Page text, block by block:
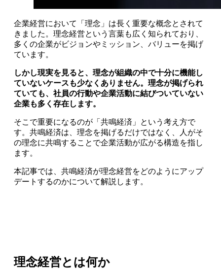
企業経営において「理念」は長く重要な概念とされて
きました。理念経営という言葉も広く知られており、
多くの企業がビジョンやミッション、バリューを掲げ
ています。
しかし現実を見ると、理念が組織の中で十分に機能し
ていないケースも少なくありません。理念が掲げられ
ていても、社員の行動や企業活動に結びついていない
企業も多く存在します。
そこで重要になるのが「共鳴経済」という考え方で
す。共鳴経済は、理念を掲げるだけではなく、人がそ
の理念に共鳴することで企業活動が広がる構造を指し
ます。
本記事では、共鳴経済が理念経営をどのようにアップ
デートするのかについて解説します。
理念経営とは何か